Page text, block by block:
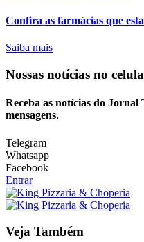
Confira as farmácias que
Saiba mais
Nossas notícias no
Receba as notícias do
mensagens.
Telegram
Whatsapp
Facebook
Entrar
Veja Também